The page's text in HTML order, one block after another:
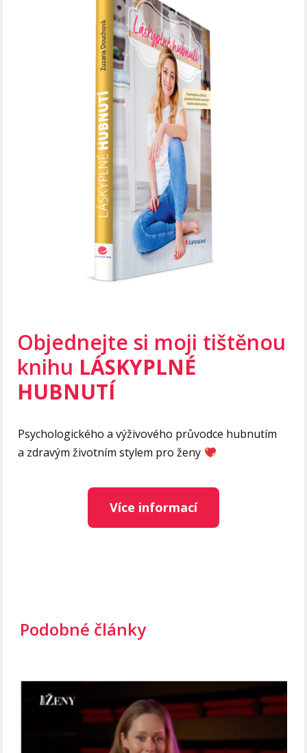
Objednejte si moji tištěnou
knihu LÁSKYPLNÉ
HUBNUTÍ
Psychologického a výživového průvodce hubnutím
a zdravým životním stylem pro ženy
Více informací
Podobné články